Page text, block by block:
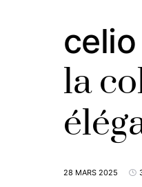
la
28 MARS 2025